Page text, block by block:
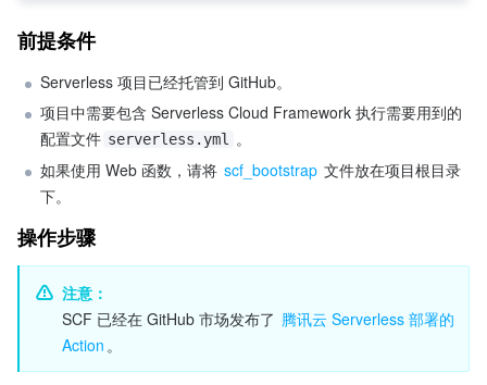
前提条件
Serverless 项目已经托管到 GitHub。
项目中需要包含 Serverless Cloud Framework 执行需要用到的
配置文件 serverless.yml
。
如果使用 Web 函数，请将 scf_bootstrap 文件放在项目根目录
下。
操作步骤
注意：
SCF 已经在 GitHub 市场发布了 腾讯云 Serverless 部署的
Action 。